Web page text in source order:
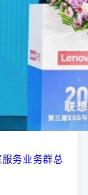
务业务群总